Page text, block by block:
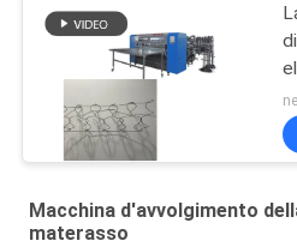
Macchina d'avvolgimento
materasso